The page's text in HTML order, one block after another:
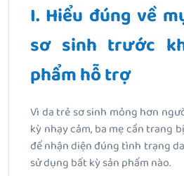
I. Hiểu đúng về
sơ sinh trước
phẩm hỗ trợ
Vì da trẻ sơ sinh mỏng hơn
kỳ nhạy cảm, ba mẹ cần trang
để nhận diện đúng tình trạng
sử dụng bất kỳ sản phẩm nào.